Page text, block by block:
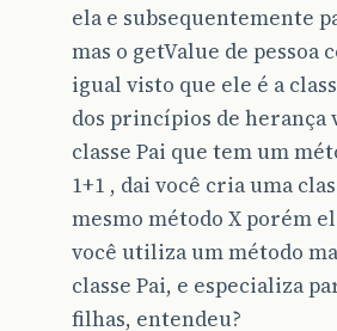
ela e subsequentemente
mas o getValue de pessoa
igual visto que ele é a
dos princípios de herança
classe Pai que tem um
1+1 , dai você cria uma
mesmo método X porém
você utiliza um método
classe Pai, e especializa
filhas, entendeu?